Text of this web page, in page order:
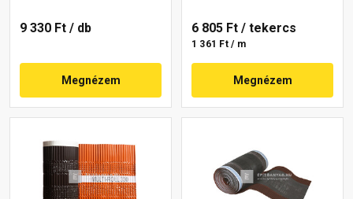
9 330 Ft / db
Megnézem
6 805 Ft / tekercs
1 361 Ft / m
Megnézem